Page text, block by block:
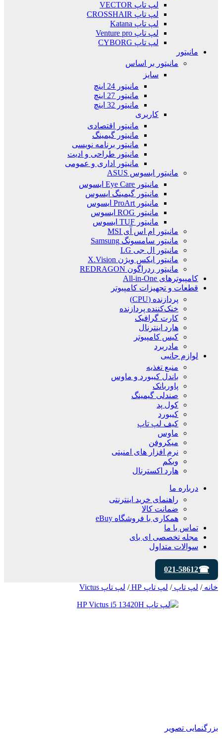
لپ تاپ VECTOR
لپ تاپ CROSSHAIR
لپ تاپ Katana
لپ تاپ Venture pro
لپ تاپ CYBORG
مانیتور
مانیتور بر اساس
سایز
مانیتور 24 اینچ
مانیتور 27 اینچ
مانیتور 32 اینچ
کاربری
مانیتور اقتصادی
مانیتور گیمینگ
مانیتور برنامه نویسی
مانیتور طراحی و ادیت
مانیتور اداری و عمومی
مانیتور ایسوس ASUS
مانیتور Eye Care ایسوس
مانیتور گیمینگ ایسوس
مانیتور ProArt ایسوس
مانیتور ROG ایسوس
مانیتور TUF ایسوس
مانیتور ام اس آی MSI
مانیتور سامسونگ Samsung
مانیتور ال جی LG
مانیتور ایکس ویژن X.Vision
مانیتور ردراگون REDRAGON
کامپیوترهای All-in-One
قطعات و تجهیزات کامپیوتر
پردازنده (CPU)
خنک‌کننده پردازنده
کارت گرافیک
هارد اینترنال
کیس کامپیوتر
مادربرد
لوازم جانبی
منبع تغذیه
باندل کیبورد و ماوس
پاوربانک
صندلی گیمینگ
کول پد
کیبورد
کیف لپ تاپ
ماوس
میکروفن
نرم افزار های امنیتی
وبکم
هارد اکسترنال
درباره ما
راهنمای خرید اینترنتی
ضمانت کالا
همکاری با فروشگاه eBuy
تماس با ما
مجله تخصصی ای‌ بای
سوالات متداول
021-58612
خانه/ لپ تاپ/ لپ تاپ HP / لپ تاپ Victus
بزرگنمایی تصویر